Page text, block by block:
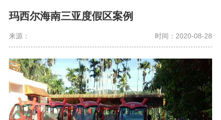
玛西尔海南三亚度假区案例
来源： 时间：2020-08-28